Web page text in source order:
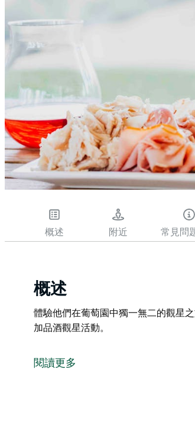
概述 附近 常見問
概述
體驗他們在葡萄園中獨一無二的觀星
加品酒觀星活動。
加品酒觀星活動。
閱讀更多